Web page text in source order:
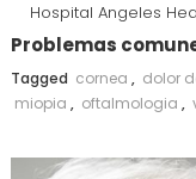
Hospital Angeles
Problemas
Tagged cornea , dolor
miopia , oftalmologia ,